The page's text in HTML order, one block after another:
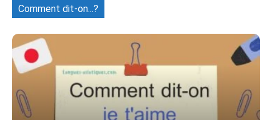
Comment dit-on...?